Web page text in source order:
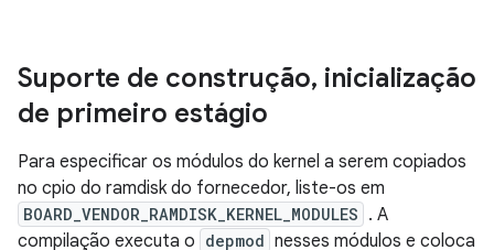
Suporte de construção, inicialização
de primeiro estágio
Para especificar os módulos do kernel a serem copiados
no cpio do ramdisk do fornecedor, liste-os em
BOARD_VENDOR_RAMDISK_KERNEL_MODULES . A
compilação executa o depmod nesses módulos e coloca